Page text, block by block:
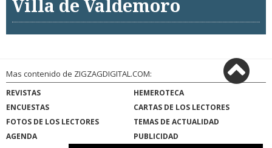
Villa de Valdemoro
Mas contenido de ZIGZAGDIGITAL.COM:
REVISTAS
HEMEROTECA
ENCUESTAS
CARTAS DE LOS LECTORES
FOTOS DE LOS LECTORES
TEMAS DE ACTUALIDAD
AGENDA
PUBLICIDAD